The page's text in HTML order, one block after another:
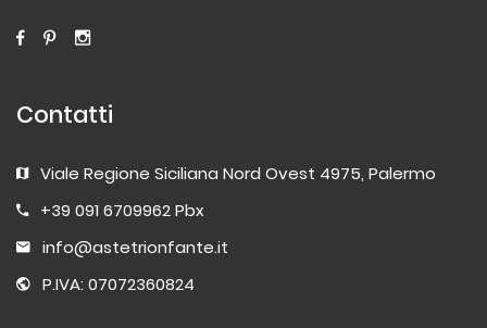
Contatti
Viale Regione Siciliana Nord Ovest 4975, Palermo
+39 091 6709962 Pbx
info@astetrionfante.it
P.IVA: 07072360824